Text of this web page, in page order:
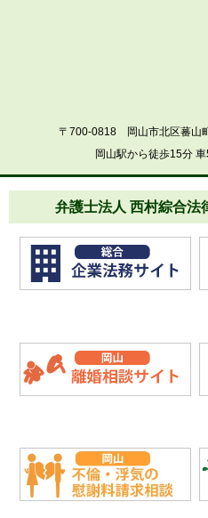
〒700-0818 岡山市北区蕃山
岡山駅から徒歩15分
弁護士法人 西村綜合法